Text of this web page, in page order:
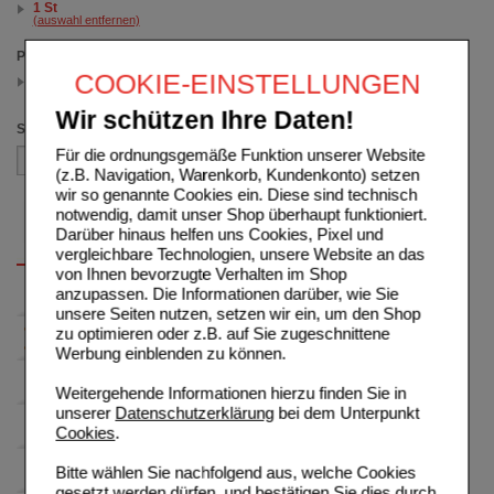
COOKIE-EINSTELLUNGEN
Wir schützen Ihre Daten!
Für die ordnungsgemäße Funktion unserer Website
(z.B. Navigation, Warenkorb, Kundenkonto) setzen
wir so genannte Cookies ein. Diese sind technisch
notwendig, damit unser Shop überhaupt funktioniert.
Darüber hinaus helfen uns Cookies, Pixel und
vergleichbare Technologien, unsere Website an das
von Ihnen bevorzugte Verhalten im Shop
anzupassen. Die Informationen darüber, wie Sie
unsere Seiten nutzen, setzen wir ein, um den Shop
zu optimieren oder z.B. auf Sie zugeschnittene
Werbung einblenden zu können.
Weitergehende Informationen hierzu finden Sie in
unserer Datenschutzerklärungbei dem Unterpunkt
Cookies.
Bitte wählen Sie nachfolgend aus, welche Cookies
1 St
(auswahl entfernen)
Preis
26.00 - 27.49
(auswahl entfernen)
Sortieren nach